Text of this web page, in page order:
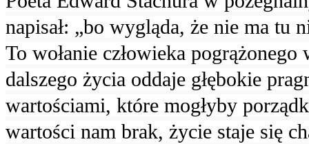
napisał: „bo wygląda, że nie ma tu
To wołanie człowieka
dalszego życia oddaje głębokie
wartościami, które mogłyby
wartości nam brak, życie staje się